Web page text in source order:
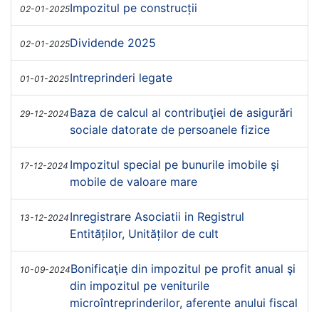
02-01-2025Impozitul pe construcții
02-01-2025Dividende 2025
01-01-2025Intreprinderi legate
29-12-2024 Baza de calcul al contribuţiei de asigurări
sociale datorate de persoanele fizice
17-12-2024 Impozitul special pe bunurile imobile şi
mobile de valoare mare
13-12-2024 Inregistrare Asociatii in Registrul
Entităților, Unităților de cult
10-09-2024Bonificaţie din impozitul pe profit anual şi
din impozitul pe veniturile
microîntreprinderilor, aferente anului fiscal